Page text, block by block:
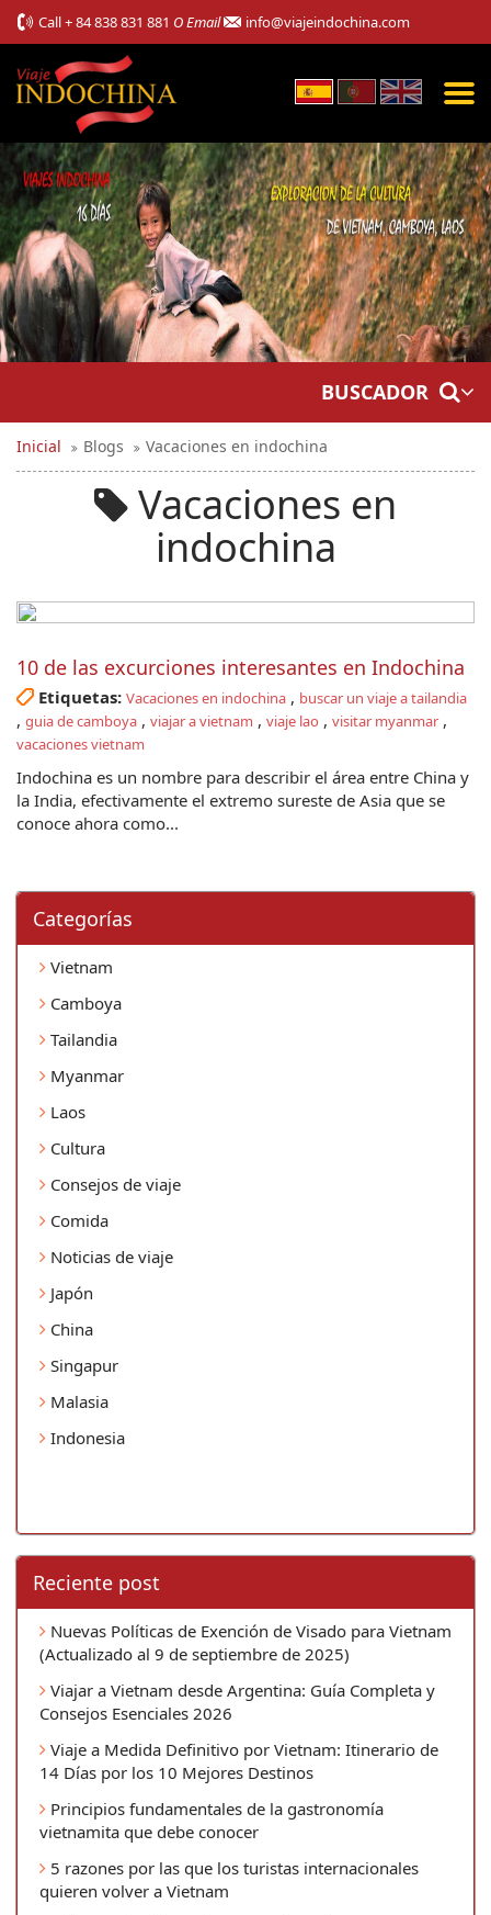
Call+ 84 838 831 881 O Email info@viajeindochina.com
BUSCADOR
Inicial Blogs Vacaciones en indochina
Vacaciones en
indochina
10 de las excurciones interesantes en Indochina
Etiquetas: Vacaciones en indochina , buscar un viaje a tailandia
, guia de camboya , viajar a vietnam , viaje lao , visitar myanmar ,
vacaciones vietnam
Indochina es un nombre para describir el área entre China y
la India, efectivamente el extremo sureste de Asia que se
conoce ahora como...
Categorí­as
Vietnam
Camboya
Tailandia
Myanmar
Laos
Cultura
Consejos de viaje
Comida
Noticias de viaje
Japón
China
Singapur
Malasia
Indonesia
Reciente post
Nuevas Políticas de Exención de Visado para Vietnam
(Actualizado al 9 de septiembre de 2025)
Viajar a Vietnam desde Argentina: Guía Completa y
Consejos Esenciales 2026
Viaje a Medida Definitivo por Vietnam: Itinerario de
14 Días por los 10 Mejores Destinos
Principios fundamentales de la gastronomía
vietnamita que debe conocer
5 razones por las que los turistas internacionales
quieren volver a Vietnam